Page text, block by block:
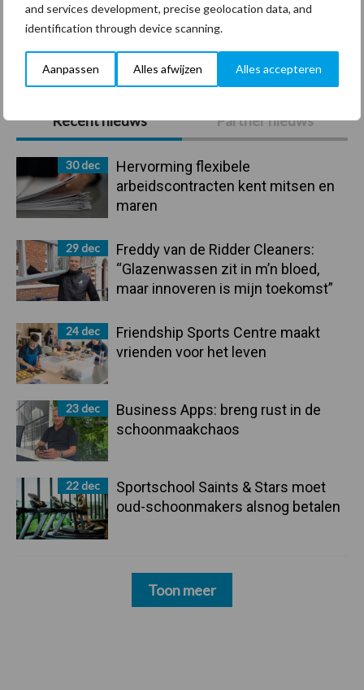
and services development, precise geolocation data, and
identification through device scanning.
Aanpassen Alles afwijzen Alles accepteren
Sidebar
Recent nieuws Partner nieuws
30 dec
Hervorming flexibele
arbeidscontracten kent mitsen en
maren
29 dec
Freddy van de Ridder Cleaners:
“Glazenwassen zit in m’n bloed,
maar innoveren is mijn toekomst”
24 dec
Friendship Sports Centre maakt
vrienden voor het leven
23 dec
Business Apps: breng rust in de
schoonmaakchaos
22 dec
Sportschool Saints & Stars moet
oud-schoonmakers alsnog betalen
Toon meer